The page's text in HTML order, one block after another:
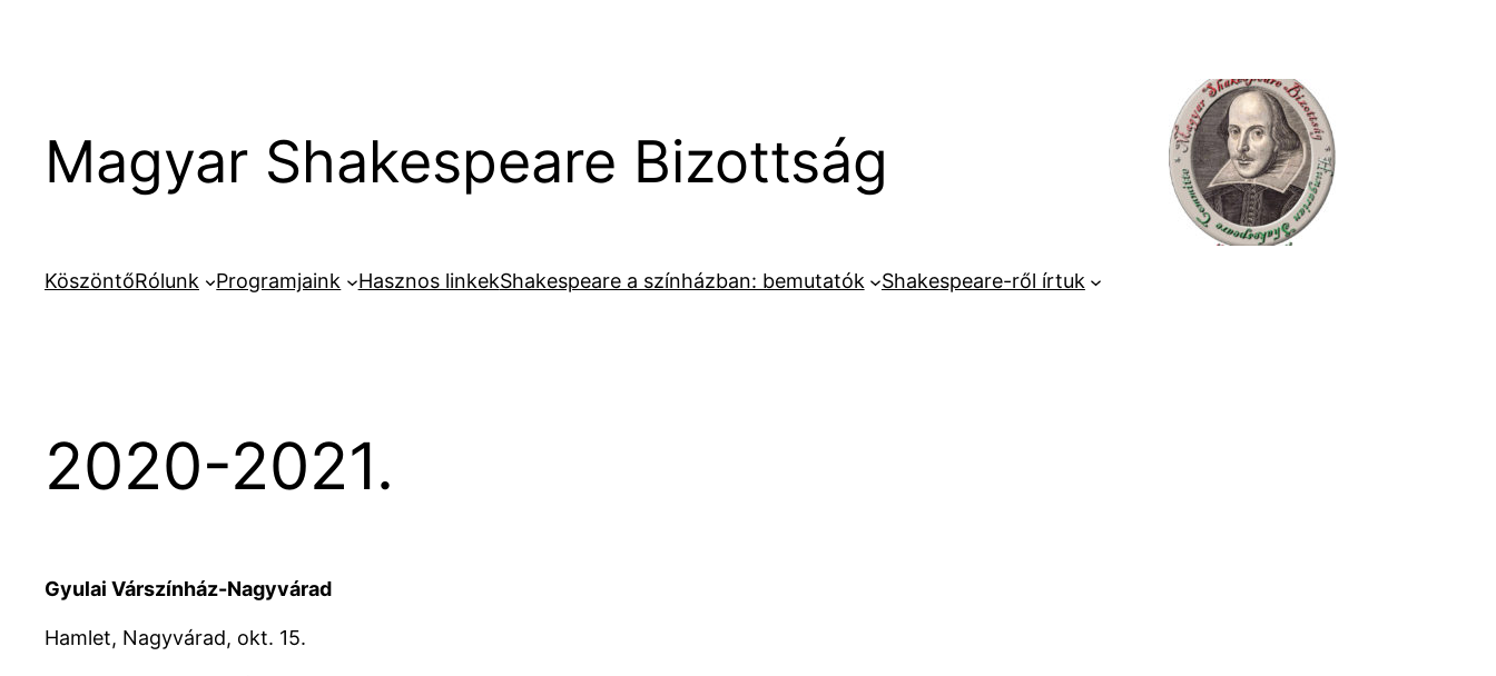
Magyar Shakespeare Bizottság
KöszöntőRólunk Programjaink Hasznos linkekShakespeare a színházban: bemutatók Shakespeare-ről írtuk
2020-2021.
Gyulai Várszínház-Nagyvárad
Hamlet, Nagyvárad, okt. 15.